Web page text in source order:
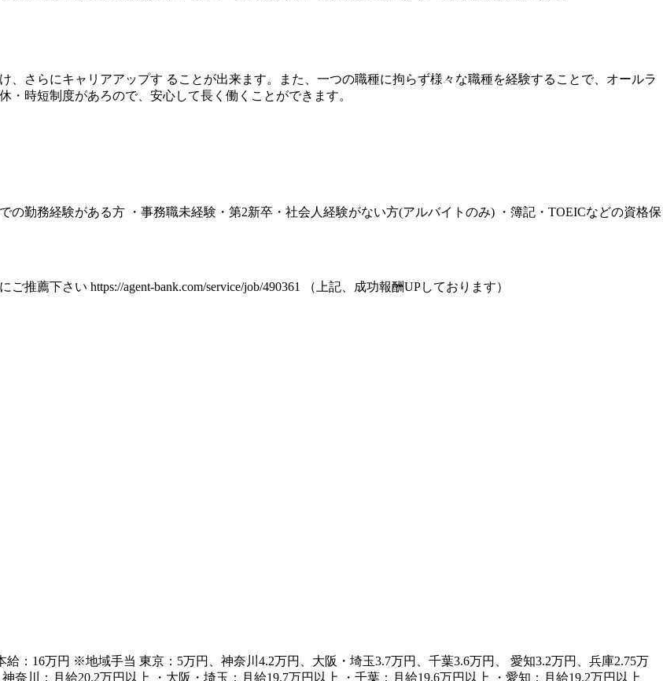
、さらにキャリアアップす ることが出来ます。また、一つの職種に拘らず様々な職種を経験することで、オールラ
時短制度があろので、安心して長く働くことができます。
の勤務経験がある方 ・事務職未経験・第2新卒・社会人経験がない方(アルバイトのみ) ・簿記・TOEICなどの資格保
薦下さい https://agent-bank.com/service/job/490361 （上記、成功報酬UPしております）
：16万円 ※地域手当 東京：5万円、神奈川4.2万円、大阪・埼玉3.7万円、千葉3.6万円、 愛知3.2万円、兵庫2.75万
奈川：月給20.2万円以上 ・大阪・埼玉：月給19.7万円以上 ・千葉：月給19.6万円以上 ・愛知：月給19.2万円以上